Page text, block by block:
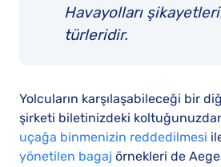
Havayolları
türleridir.
Yolcuların karşılaşabileceği bir
şirketi biletinizdeki koltuğunuzdan
uçağa binmenizin reddedilmesi
yönetilen bagaj örnekleri de